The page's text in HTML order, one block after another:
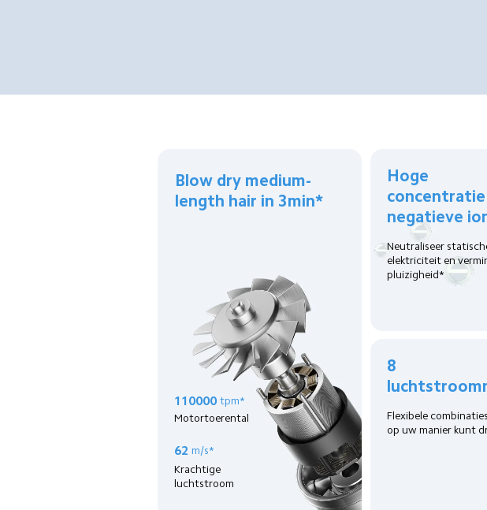
Blow dry medium-
length hair in 3min*
110000 tpm*
Motortoerental
62 m/s*
Krachtige
luchtstroom
Hoge
concentratie
negatieve
Neutraliseer
elektriciteit en
pluizigheid*
8
Flexibele
op uw manier kunt